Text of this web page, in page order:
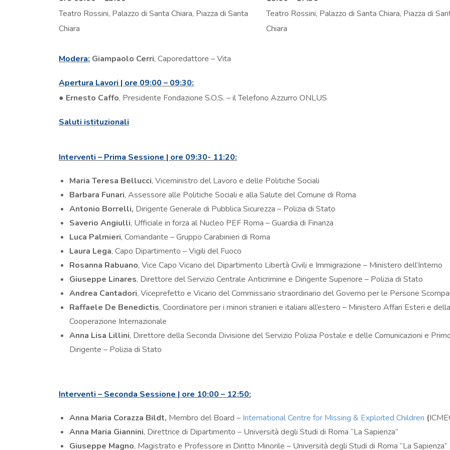
Teatro Rossini, Palazzo di Santa Chiara, Piazza di Santa
Chiara
Teatro Rossini, Palazzo di Santa Chiara, Piazza di
Chiara
Modera: Giampaolo Cerri, Caporedattore – Vita
Apertura Lavori | ore 09:00 – 09:30:
● Ernesto Caffo, Presidente Fondazione S.O.S. – il Telefono Azzurro ONLUS
Saluti istituzionali
Interventi – Prima Sessione | ore 09:30- 11:20:
Maria Teresa Bellucci, Viceministro del Lavoro e delle Politiche Sociali
Barbara Funari, Assessore alle Politiche Sociali e alla Salute del Comune di Roma
Antonio Borrelli, Dirigente Generale di Pubblica Sicurezza – Polizia di Stato
Saverio Angiulli, Ufficiale in forza al Nucleo PEF Roma – Guardia di Finanza
Luca Palmieri, Comandante – Gruppo Carabinieri di Roma
Laura Lega, Capo Dipartimento – Vigili del Fuoco
Rosanna Rabuano, Vice Capo Vicario del Dipartimento Libertà Civili e Immigrazione – Ministero dell’Interno
Giuseppe Linares, Direttore del Servizio Centrale Anticrimine e Dirigente Superiore – Polizia di Stato
Andrea Cantadori, Viceprefetto e Vicario del Commissario straordinario del Governo per le Persone
Raffaele De Benedictis, Coordinatore per i minori stranieri e italiani all’estero – Ministero Affari Esteri e della
Cooperazione Internazionale
Anna Lisa Lillini, Direttore della Seconda Divisione del Servizio Polizia Postale e delle Comunicazioni e
Dirigente – Polizia di Stato
Interventi – Seconda Sessione | ore 10:00 – 12:50:
Anna Maria Corazza Bildt, Membro del Board – International Centre for Missing & Exploited Children (
Anna Maria Giannini, Direttrice di Dipartimento – Università degli Studi di Roma “La Sapienza”
Giuseppe Magno, Magistrato e Professore in Diritto Minorile – Università degli Studi di Roma “La Sapienza”